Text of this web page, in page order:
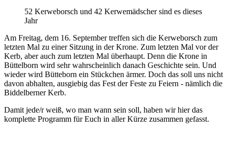
52 Kerweborsch und 42 Kerwemädscher sind es dieses
Jahr
Am Freitag, dem 16. September treffen sich die Kerweborsch zum
letzten Mal zu einer Sitzung in der Krone. Zum letzten Mal vor der
Kerb, aber auch zum letzten Mal überhaupt. Denn die Krone in
Büttelborn wird sehr wahrscheinlich danach Geschichte sein. Und
wieder wird Bütteborn ein Stückchen ärmer. Doch das soll uns nicht
davon abhalten, ausgiebig das Fest der Feste zu Feiern - nämlich die
Biddelberner Kerb.
Damit jede/r weiß, wo man wann sein soll, haben wir hier das
komplette Programm für Euch in aller Kürze zusammen gefasst.